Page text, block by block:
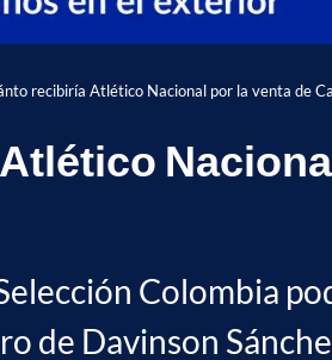
recibiría Atlético Nacional por la venta de
Colombia
de Davinson